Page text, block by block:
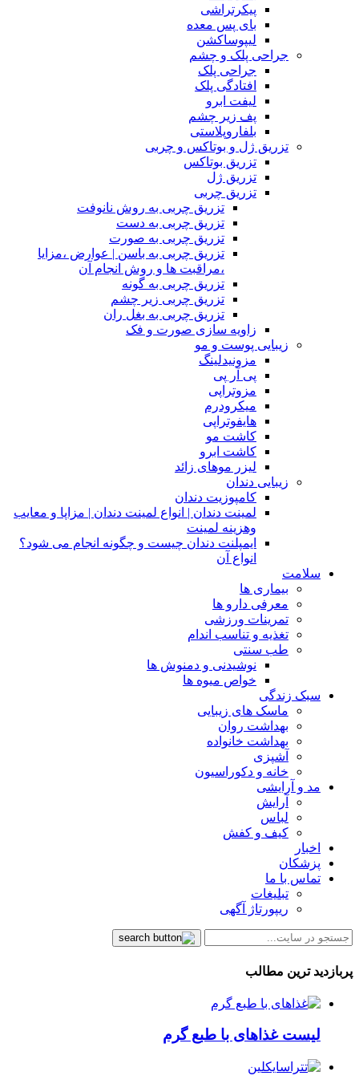
پیکرتراشی
بای پس معده
لیپوساکشن
جراحی پلک و چشم
جراحی پلک
افتادگی پلک
لیفت ابرو
پف زیر چشم
بلفاروپلاستی
تزریق ژل و بوتاکس و چربی
تزریق بوتاکس
تزریق ژل
تزریق چربی
تزریق چربی به روش نانوفت
تزریق چربی به دست
تزریق چربی به صورت
تزریق چربی به باسن | عوارض ،مزایا
،مراقبت ها و روش انجام آن
تزریق چربی به گونه
تزریق چربی زیر چشم
تزریق چربی به بغل ران
زاویه سازی صورت و فک
زیبایی پوست و مو
مزونیدلینگ
پی آر پی
مزوتراپی
میکرودرم
هایفوتراپی
کاشت مو
کاشت ابرو
لیزر موهای زائد
زیبایی دندان
کامپوزیت دندان
لمینت دندان | انواع لمینت دندان | مزاپا و معایب
وهزینه لمینت
ایمپلنت دندان چیست و چگونه انجام می شود؟
انواع آن
سلامت
بیماری ها
معرفی دارو ها
تمرینات ورزشی
تغذیه و تناسب اندام
طب سنتی
نوشیدنی و دمنوش ها
خواص میوه ها
سبک زندگی
ماسک های زیبایی
بهداشت روان
بهداشت خانواده
آشپزی
خانه و دکوراسیون
مد و آرایشی
آرایش
لباس
کیف و کفش
اخبار
پزشکان
تماس با ما
تبلیغات
ریپورتاژ آگهی
پربازدید ترین مطالب
لیست غذاهای با طبع گرم